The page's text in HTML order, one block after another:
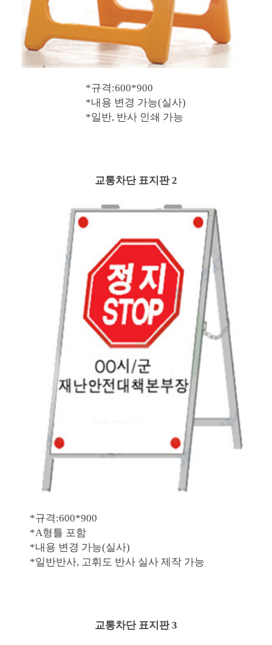
*규격:600*900
*내용 변경 가능(실사)
*일반, 반사 인쇄 가능
교통차단 표지판 2
*규격:600*900
*A형틀 포함
*내용 변경 가능(실사)
*일반반사, 고휘도 반사 실사 제작 가능
교통차단 표지판 3